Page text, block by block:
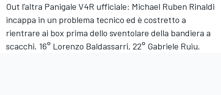
Out l’altra Panigale V4R ufficiale: Michael Ruben Rinaldi
incappa in un problema tecnico ed è costretto a
rientrare ai box prima dello sventolare della bandiera a
scacchi. 16° Lorenzo Baldassarri, 22° Gabriele Ruiu.